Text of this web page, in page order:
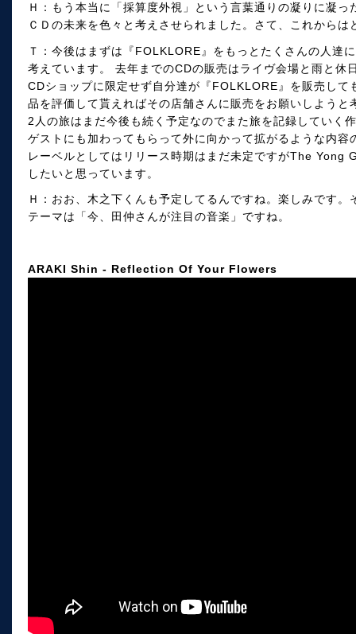
Ｈ：もう本当に「採算度外視」という言葉通りの凝りに凝
ＣＤの未来を色々と考えさせられました。さて、これから
Ｔ：今後はまずは『FOLKLORE』をもっとたくさんの人達
考えています。 去年までのCDの販売はライヴ会場と雨と休
CDショップに限定せず自分達が『FOLKLORE』を販売し
品を評価して貰えればその店舗さんに販売をお願いしよう
2人の旅はまだ今後も続く予定なのでまた旅を記録していく
ゲストにも加わってもらって外に向かって拡がるような内
レーベルとしてはリリース時期はまだ未定ですがThe Yong
したいと思っています。
Ｈ：おお、木之下くんも予定してるんですね。楽しみです
テーマは「今、田仲さんが注目の音楽」ですね。
ARAKI Shin - Reflection Of Your Flowers